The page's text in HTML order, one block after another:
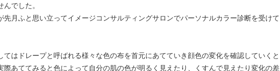
でした。
先月ふと思い立ってイメージコンサルティングサロンでパーソナルカラー診断を受けて
てはドレープと呼ばれる様々な色の布を首元にあてていき顔色の変化を確認していくと
際あててみると色によって自分の肌の色が明るく見えたり、くすんで見えたり変化の差